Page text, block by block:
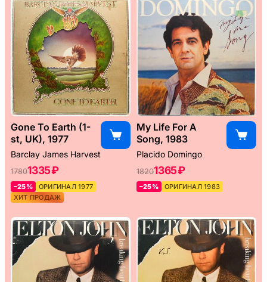
Gone To Earth (1-
st, UK), 1977
Barclay James Harvest
17801335 ₽
–25%
ОРИГИНАЛ 1977
ХИТ ПРОДАЖ
My Life For A
Song, 1983
Placido Domingo
18201365 ₽
–25% ОРИГИНАЛ 1983